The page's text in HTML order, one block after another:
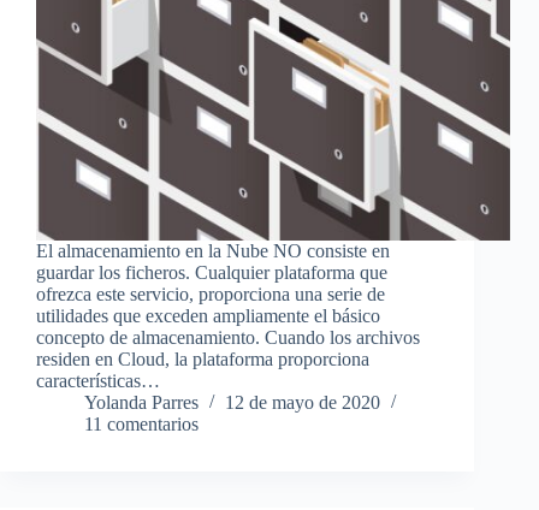
El almacenamiento en la Nube NO consiste en
guardar los ficheros. Cualquier plataforma que
ofrezca este servicio, proporciona una serie de
utilidades que exceden ampliamente el básico
concepto de almacenamiento. Cuando los archivos
residen en Cloud, la plataforma proporciona
características…
Yolanda Parres
12 de mayo de 2020
11 comentarios